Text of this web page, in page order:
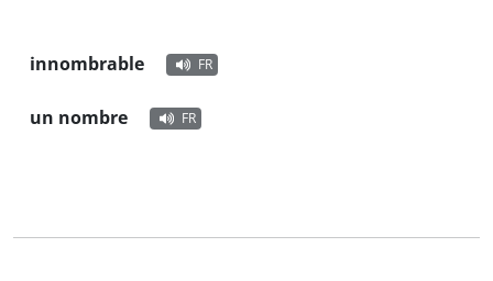
innombrable FR
un nombre FR